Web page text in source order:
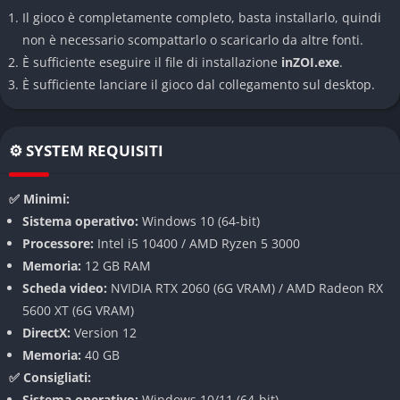
Personalizzazione senza limiti
Il creatore di personaggi di inZOI è semplicemente
straordinario. Puoi personalizzare ogni capo d’abbigliamento
colori illimitate. Con oltre 250 opzioni di personalizzazione dei
personaggi e una vasta libreria di elementi costruttivi, puoi
impressionante.
Grafica mozzafiato
Uno degli aspetti più sorprendenti di inZOI è la sua grafica
fotorealistica. I personaggi e gli ambienti sono incredibilmente
dettagliati, offrendo un’esperienza visiva che supera di gran
lunga quella di altri simulatori di vita. Tuttavia, per apprezzare
appieno questa bellezza, è necessario un PC da gaming
Il gioco è completamente completo, basta installarlo, quindi
non è necessario scompattarlo o scaricarlo da altre fonti.
È sufficiente eseguire il file di installazione inZOI.exe.
È sufficiente lanciare il gioco dal collegamento sul desktop.
⚙️ SYSTEM REQUISITI
✅ Minimi:
Sistema operativo: Windows 10 (64-bit)
Processore: Intel i5 10400 / AMD Ryzen 5 3000
Memoria: 12 GB RAM
Scheda video: NVIDIA RTX 2060 (6G VRAM) / AMD Radeon RX
5600 XT (6G VRAM)
DirectX: Version 12
Memoria: 40 GB
✅ Consigliati: